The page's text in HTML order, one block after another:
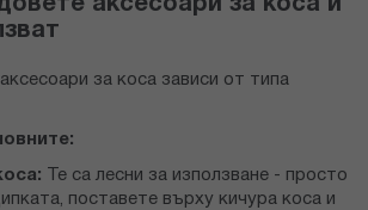
аксесоари за коса и
за коса зависи от типа
Те са лесни за използване - просто
поставете върху кичура коса и